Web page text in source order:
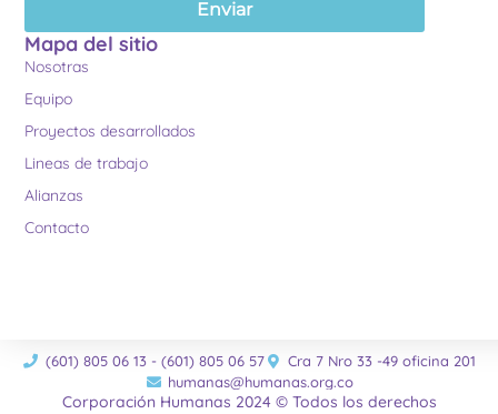
Enviar
Mapa del sitio
Nosotras
Equipo
Proyectos desarrollados
Lineas de trabajo
Alianzas
Contacto
(601) 805 06 13 - (601) 805 06 57
Cra 7 Nro 33 -49 oficina 201
humanas@humanas.org.co
Corporación Humanas 2024 © Todos los derechos